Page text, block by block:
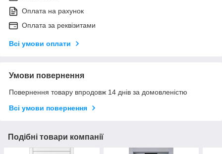
Оплата на рахунок
Оплата за реквізитами
Всі умови оплати
Умови повернення
Повернення товару впродовж 14 днів за домовленістю
Всі умови повернення
Подібні товари компанії